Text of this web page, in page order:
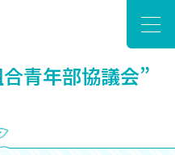
青年部協議会”